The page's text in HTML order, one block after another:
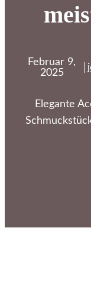
Februar 9,
2025
Elegante